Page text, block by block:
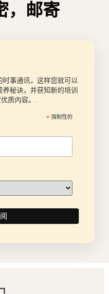
，邮寄
事通讯，这样您就可以
秘诀，并获知新的培训
质内容。.
* 强制性的